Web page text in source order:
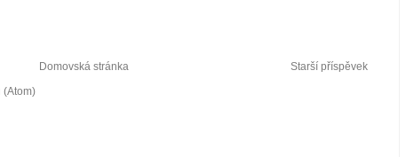
Starší příspěvek
Domovská stránka
(Atom)